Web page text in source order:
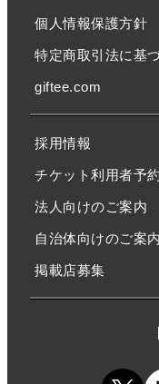
個人情報保護方針
特定商取引法に基
giftee.com
採用情報
チケット利用者予
法人向けのご案内
自治体向けのご案内
掲載店募集